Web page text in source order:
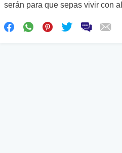
serán para que sepas vivir con